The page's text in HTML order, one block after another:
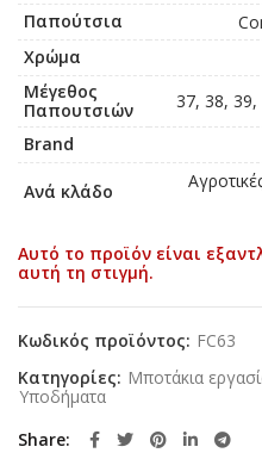
Παπούτσια
Χρώμα
Μέγεθος
Παπουτσιών
37, 38,
Brand
Ανά κλάδο
Αυτό το προϊόν είναι
αυτή τη στιγμή.
Κωδικός προϊόντος: FC63
Κατηγορίες: Μποτάκια
Υποδήματα
Share